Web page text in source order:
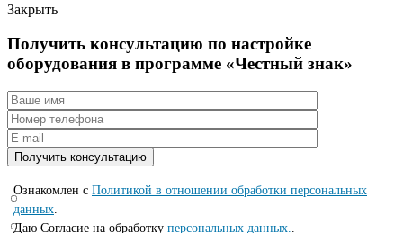
Закрыть
Получить консультацию по настройке
оборудования в программе «Честный знак»
Ознакомлен с Политикой в отношении обработки персональных
данных.
Даю Согласие на обработку персональных данных..